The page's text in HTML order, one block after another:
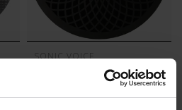
SONIC VOICE
Sonic voice Z-mat
platenspelermat